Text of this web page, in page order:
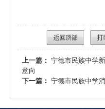
上一篇： 宁德市民族中学
意向
下一篇： 宁德市民族中学